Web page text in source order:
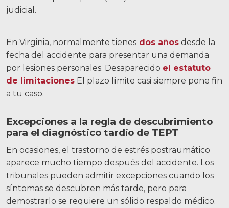
En Virginia, normalmente tienes dos años desde la
fecha del accidente para presentar una demanda
por lesiones personales. Desaparecido el estatuto
de limitaciones El plazo límite casi siempre pone fin
a tu caso.
Excepciones a la regla de descubrimiento
para el diagnóstico tardío de TEPT
En ocasiones, el trastorno de estrés postraumático
aparece mucho tiempo después del accidente. Los
tribunales pueden admitir excepciones cuando los
síntomas se descubren más tarde, pero para
demostrarlo se requiere un sólido respaldo médico.